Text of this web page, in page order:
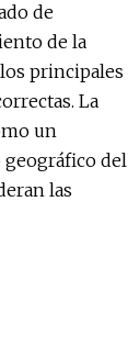
de
de la
principales
La
un
geográfico del
las